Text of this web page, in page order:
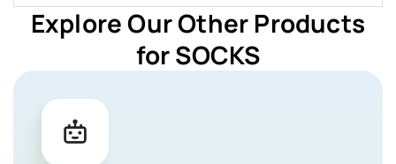
Explore Our Other Products
for SOCKS